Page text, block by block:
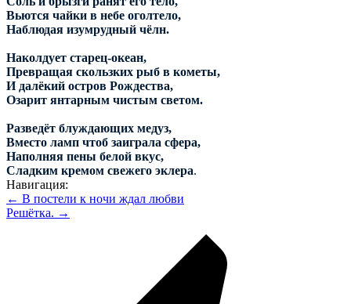
Вьются чайки в небе оголтело,
Наблюдая изумрудный чёлн.
Наколдует старец-океан,
Превращая скользких рыб в кометы,
И далёкий остров Рождества,
Озарит янтарным чистым светом.
Разведёт блуждающих медуз,
Вместо ламп чтоб заиграла сфера,
Наполняя пены белой вкус,
Сладким кремом свежего эклера.
Навигация:
← В постели к ночи ждал любви
Решётка. →